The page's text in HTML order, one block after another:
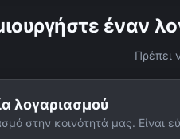
έναν
Πρέπει
λογαριασμού
στην κοινότητά μας. Είναι